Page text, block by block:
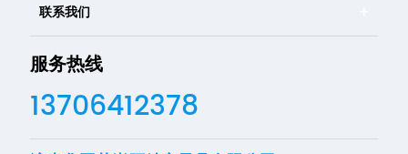
联系我们
服务热线
13706412378